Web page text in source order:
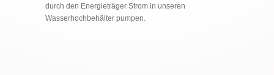
durch den Energieträger Strom in unseren
Wasserhochbehälter pumpen.